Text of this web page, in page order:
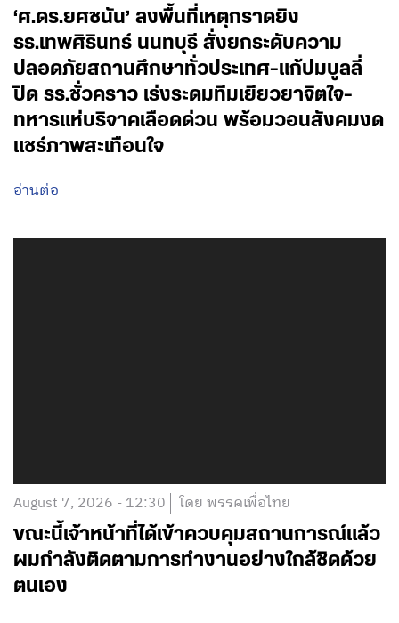
‘ศ.ดร.ยศชนัน’ ลงพื้นที่เหตุกราดยิง
รร.เทพศิรินทร์ นนทบุรี สั่งยกระดับความ
ปลอดภัยสถานศึกษาทั่วประเทศ-แก้ปมบูลลี่
ปิด รร.ชั่วคราว เร่งระดมทีมเยียวยาจิตใจ-
ทหารแห่บริจาคเลือดด่วน พร้อมวอนสังคมงด
แชร์ภาพสะเทือนใจ
อ่านต่อ
August 7, 2026 - 12:30 โดย พรรคเพื่อไทย
ขณะนี้เจ้าหน้าที่ได้เข้าควบคุมสถานการณ์แล้ว
ผมกำลังติดตามการทำงานอย่างใกล้ชิดด้วย
ตนเอง